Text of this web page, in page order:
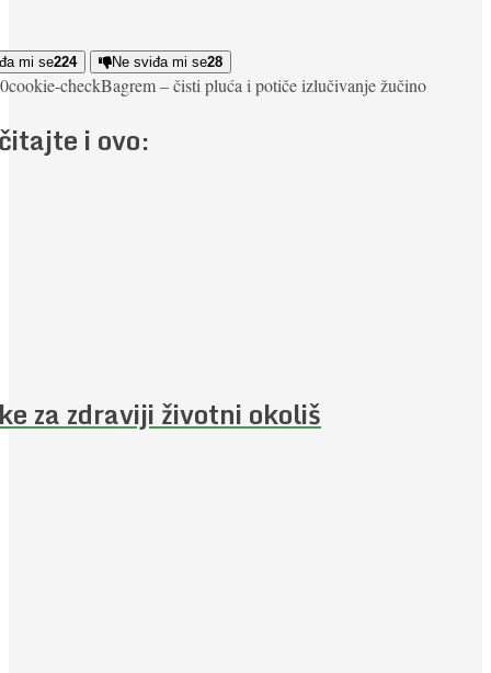
mi se224 Ne sviđa mi se28
0cookie-checkBagrem – čisti pluća i potiče izlučivanje žučino
i ovo:
za zdraviji životni okoliš